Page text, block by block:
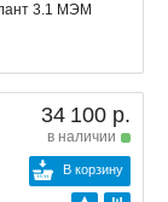
3.1 МЭМ
34 100 р.
в наличии
В корзину